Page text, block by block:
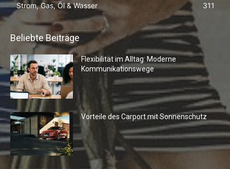
Strom, Gas, Öl & Wasser
311
Beliebte Beiträge
Flexibilität im Alltag: Moderne
Kommunikationswege
Vorteile des Carport mit Sonnenschutz